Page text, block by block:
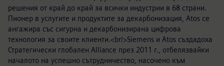
решения от край до край за всички индустрии в 68 страни.
Пионер в услугите и продуктите за декарбонизация, Atos се
ангажира със сигурна и декарбонизирана цифрова
технология за своите клиенти.<br/>Siemens и Atos създадоха
Стратегически глобален Alliance през 2011 г., отбелязвайки
началото на успешно сътрудничество, насочено към